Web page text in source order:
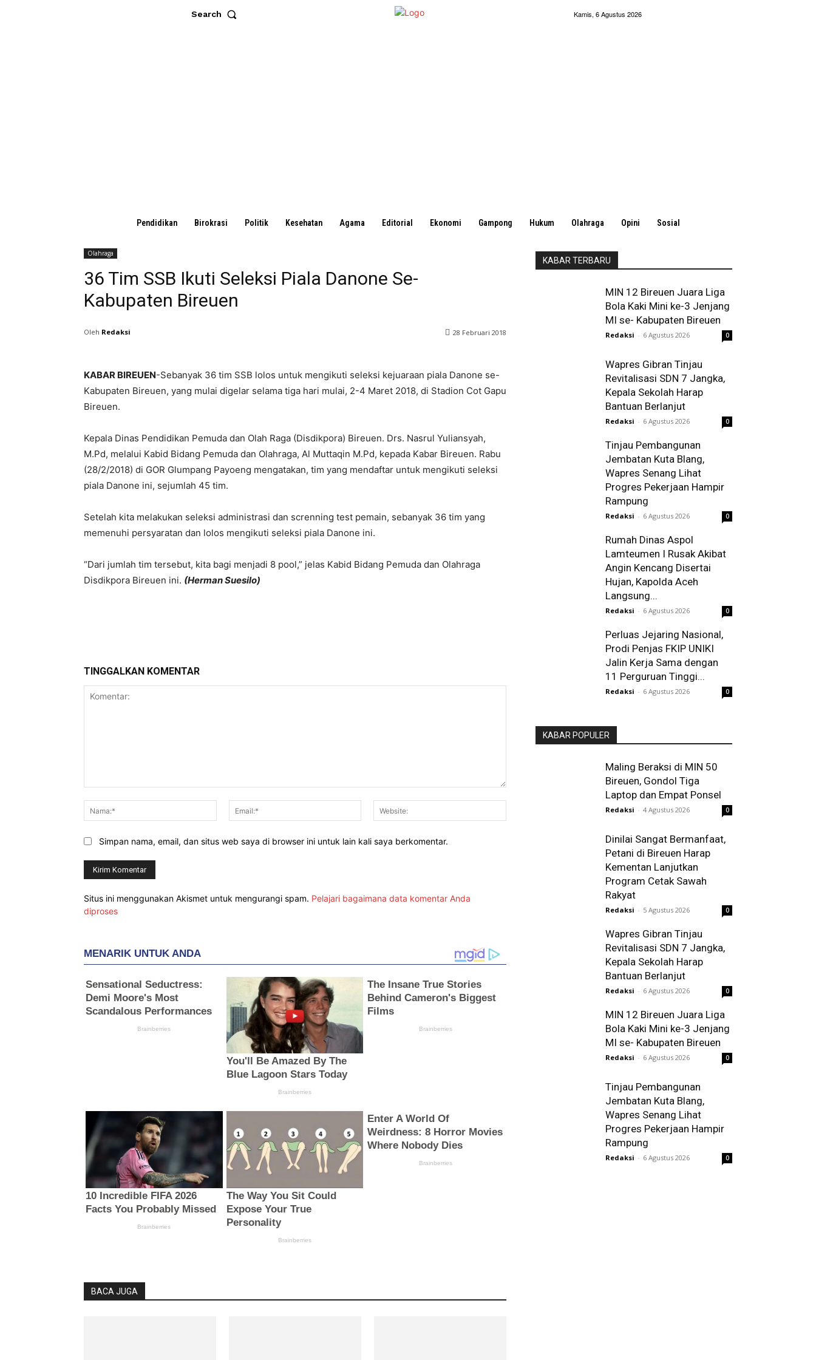
Search Kamis, 6 Agustus 2026
Pendidikan Birokrasi Politik Kesehatan Agama Editorial Ekonomi Gampong Hukum Olahraga Opini Sosial
Olahraga
36 Tim SSB Ikuti Seleksi Piala Danone Se-
Kabupaten Bireuen
Oleh Redaksi 28 Februari 2018
KABAR BIREUEN-Sebanyak 36 tim SSB lolos untuk mengikuti seleksi kejuaraan piala Danone se-
Kabupaten Bireuen, yang mulai digelar selama tiga hari mulai, 2-4 Maret 2018, di Stadion Cot Gapu
Bireuen.
Kepala Dinas Pendidikan Pemuda dan Olah Raga (Disdikpora) Bireuen. Drs. Nasrul Yuliansyah,
M.Pd, melalui Kabid Bidang Pemuda dan Olahraga, Al Muttaqin M.Pd, kepada Kabar Bireuen. Rabu
(28/2/2018) di GOR Glumpang Payoeng mengatakan, tim yang mendaftar untuk mengikuti seleksi
piala Danone ini, sejumlah 45 tim.
Setelah kita melakukan seleksi administrasi dan screnning test pemain, sebanyak 36 tim yang
memenuhi persyaratan dan lolos mengikuti seleksi piala Danone ini.
“Dari jumlah tim tersebut, kita bagi menjadi 8 pool,” jelas Kabid Bidang Pemuda dan Olahraga
Disdikpora Bireuen ini. (Herman Suesilo)
TINGGALKAN KOMENTAR
Nama:*
Email:*
Simpan nama, email, dan situs web saya di browser ini untuk lain kali saya berkomentar.
Situs ini menggunakan Akismet untuk mengurangi spam. Pelajari bagaimana data komentar Anda
diproses
BACA JUGA
KABAR TERBARU
MIN 12 Bireuen Juara Liga
Bola Kaki Mini ke-3 Jenjang
MI se- Kabupaten Bireuen
Redaksi - 6 Agustus 2026 0
Wapres Gibran Tinjau
Revitalisasi SDN 7 Jangka,
Kepala Sekolah Harap
Bantuan Berlanjut
Redaksi - 6 Agustus 2026 0
Tinjau Pembangunan
Jembatan Kuta Blang,
Wapres Senang Lihat
Progres Pekerjaan Hampir
Rampung
Redaksi - 6 Agustus 2026 0
Rumah Dinas Aspol
Lamteumen I Rusak Akibat
Angin Kencang Disertai
Hujan, Kapolda Aceh
Langsung...
Redaksi - 6 Agustus 2026 0
Perluas Jejaring Nasional,
Prodi Penjas FKIP UNIKI
Jalin Kerja Sama dengan
11 Perguruan Tinggi...
Redaksi - 6 Agustus 2026 0
KABAR POPULER
Maling Beraksi di MIN 50
Bireuen, Gondol Tiga
Laptop dan Empat Ponsel
Redaksi - 4 Agustus 2026 0
Dinilai Sangat Bermanfaat,
Petani di Bireuen Harap
Kementan Lanjutkan
Program Cetak Sawah
Rakyat
Redaksi - 5 Agustus 2026 0
Wapres Gibran Tinjau
Revitalisasi SDN 7 Jangka,
Kepala Sekolah Harap
Bantuan Berlanjut
Redaksi - 6 Agustus 2026 0
MIN 12 Bireuen Juara Liga
Bola Kaki Mini ke-3 Jenjang
MI se- Kabupaten Bireuen
Redaksi - 6 Agustus 2026 0
Tinjau Pembangunan
Jembatan Kuta Blang,
Wapres Senang Lihat
Progres Pekerjaan Hampir
Rampung
Redaksi - 6 Agustus 2026 0